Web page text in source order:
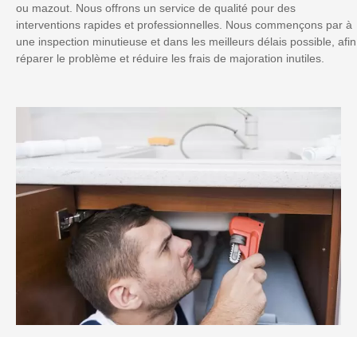
ou mazout. Nous offrons un service de qualité pour des
interventions rapides et professionnelles. Nous commençons par à
une inspection minutieuse et dans les meilleurs délais possible, afin
réparer le problème et réduire les frais de majoration inutiles.